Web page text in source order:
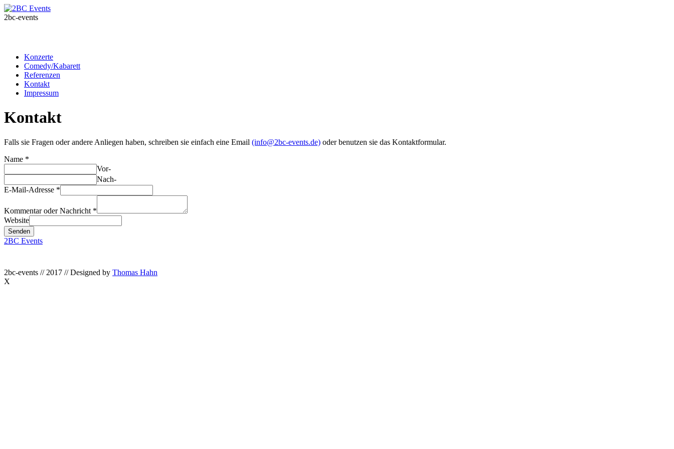
2bc-events
Konzerte
Comedy/Kabarett
Referenzen
Kontakt
Impressum
Kontakt
Falls sie Fra­gen oder andere Anliegen haben, schreiben sie ein­fach eine Email (info@2bc-events.de) oder benutzen sie das Kon­tak­t­for­mu­lar.
Name *
Vor-
Nach-
E-Mail-Adresse *
Kom­men­tar oder Nachricht *
Web­site
Senden
2BC Events
2bc-events // 2017 // Designed by Thomas Hahn
X